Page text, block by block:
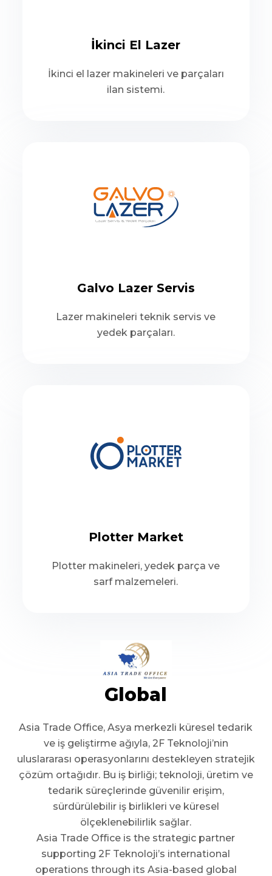
İkinci El Lazer
İkinci el lazer makineleri ve parçaları
ilan sistemi.
Galvo Lazer Servis
Lazer makineleri teknik servis ve
yedek parçaları.
Plotter Market
Plotter makineleri, yedek parça ve
sarf malzemeleri.
Global
Asia Trade Office, Asya merkezli küresel tedarik
ve iş geliştirme ağıyla, 2F Teknoloji’nin
uluslararası operasyonlarını destekleyen stratejik
çözüm ortağıdır. Bu iş birliği; teknoloji, üretim ve
tedarik süreçlerinde güvenilir erişim,
sürdürülebilir iş birlikleri ve küresel
ölçeklenebilirlik sağlar.
Asia Trade Office is the strategic partner
supporting 2F Teknoloji’s international
operations through its Asia-based global